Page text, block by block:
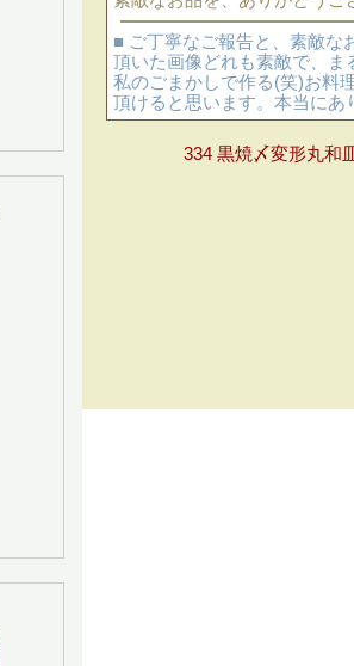
■ ご丁寧なご報告と、素敵
頂いた画像どれも素敵で、
私のごまかしで作る(笑)お料
頂けると思います。本当にあ
334 黒焼〆変形丸和